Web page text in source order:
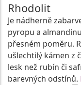
Rhodolit
Je nádherně
pyropu a
přesném poměru.
ušlechtilý kámen z
lesk než rubín či
barevných odstínů.